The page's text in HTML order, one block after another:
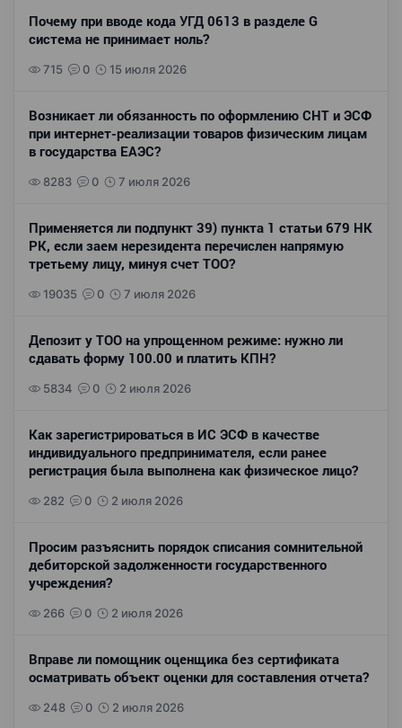
Почему при вводе кода УГД 0613 в разделе G
система не принимает ноль?
715 0 15 июля 2026
Возникает ли обязанность по оформлению СНТ и ЭСФ
при интернет-реализации товаров физическим лицам
в государства ЕАЭС?
8283 0 7 июля 2026
Применяется ли подпункт 39) пункта 1 статьи 679 НК
РК, если заем нерезидента перечислен напрямую
третьему лицу, минуя счет ТОО?
19035 0 7 июля 2026
Депозит у ТОО на упрощенном режиме: нужно ли
сдавать форму 100.00 и платить КПН?
5834 0 2 июля 2026
Как зарегистрироваться в ИС ЭСФ в качестве
индивидуального предпринимателя, если ранее
регистрация была выполнена как физическое лицо?
282 0 2 июля 2026
Просим разъяснить порядок списания сомнительной
дебиторской задолженности государственного
учреждения?
266 0 2 июля 2026
Вправе ли помощник оценщика без сертификата
осматривать объект оценки для составления отчета?
248 0 2 июля 2026